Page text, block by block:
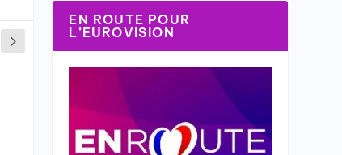
EN ROUTE POUR
L’EUROVISION